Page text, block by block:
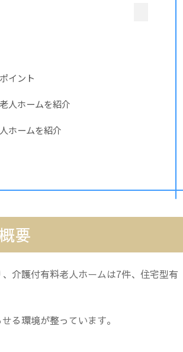
イント
人ホームを紹介
ホームを紹介
要
介護付有料老人ホームは7件、住宅型有
る環境が整っています。